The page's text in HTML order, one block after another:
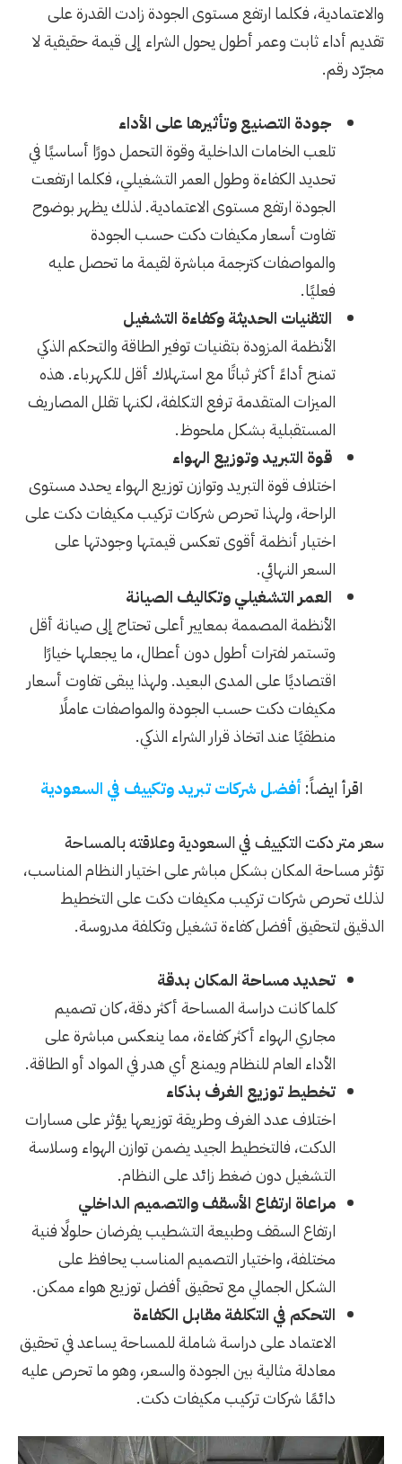
والاعتمادية، فكلما ارتفع مستوى الجودة زادت القدرة على
تقديم أداء ثابت وعمر أطول يحول الشراء إلى قيمة حقيقية لا
مجرّد رقم.
جودة التصنيع وتأثيرها على الأداء
تلعب الخامات الداخلية وقوة التحمل دورًا أساسيًا في
تحديد الكفاءة وطول العمر التشغيلي، فكلما ارتفعت
الجودة ارتفع مستوى الاعتمادية. لذلك يظهر بوضوح
تفاوت أسعار مكيفات دكت حسب الجودة
والمواصفات كترجمة مباشرة لقيمة ما تحصل عليه
فعليًا.
التقنيات الحديثة وكفاءة التشغيل
الأنظمة المزودة بتقنيات توفير الطاقة والتحكم الذكي
تمنح أداءً أكثر ثباتًا مع استهلاك أقل للكهرباء. هذه
الميزات المتقدمة ترفع التكلفة، لكنها تقلل المصاريف
المستقبلية بشكل ملحوظ.
قوة التبريد وتوزيع الهواء
اختلاف قوة التبريد وتوازن توزيع الهواء يحدد مستوى
الراحة، ولهذا تحرص شركات تركيب مكيفات دكت على
اختيار أنظمة أقوى تعكس قيمتها وجودتها على
السعر النهائي.
العمر التشغيلي وتكاليف الصيانة
الأنظمة المصممة بمعايير أعلى تحتاج إلى صيانة أقل
وتستمر لفترات أطول دون أعطال، ما يجعلها خيارًا
اقتصاديًا على المدى البعيد. ولهذا يبقى تفاوت أسعار
مكيفات دكت حسب الجودة والمواصفات عاملًا
منطقيًا عند اتخاذ قرار الشراء الذكي.
اقرأ ايضاً: أفضل شركات تبريد وتكييف في السعودية
سعر متر دكت التكييف في السعودية وعلاقته بالمساحة
تؤثر مساحة المكان بشكل مباشر على اختيار النظام المناسب،
لذلك تحرص شركات تركيب مكيفات دكت على التخطيط
الدقيق لتحقيق أفضل كفاءة تشغيل وتكلفة مدروسة.
تحديد مساحة المكان بدقة
كلما كانت دراسة المساحة أكثر دقة، كان تصميم
مجاري الهواء أكثر كفاءة، مما ينعكس مباشرة على
الأداء العام للنظام ويمنع أي هدر في المواد أو الطاقة.
تخطيط توزيع الغرف بذكاء
اختلاف عدد الغرف وطريقة توزيعها يؤثر على مسارات
الدكت، فالتخطيط الجيد يضمن توازن الهواء وسلاسة
التشغيل دون ضغط زائد على النظام.
مراعاة ارتفاع الأسقف والتصميم الداخلي
ارتفاع السقف وطبيعة التشطيب يفرضان حلولًا فنية
مختلفة، واختيار التصميم المناسب يحافظ على
الشكل الجمالي مع تحقيق أفضل توزيع هواء ممكن.
التحكم في التكلفة مقابل الكفاءة
الاعتماد على دراسة شاملة للمساحة يساعد في تحقيق
معادلة مثالية بين الجودة والسعر، وهو ما تحرص عليه
دائمًا شركات تركيب مكيفات دكت.